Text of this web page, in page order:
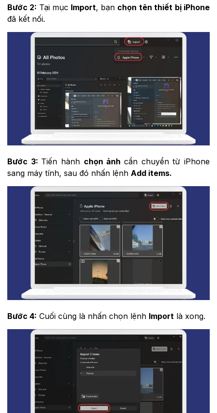
Bước 2: Tại mục Import, bạn chọn tên thiết bị iPhone
đã kết nối.
Bước 3: Tiến hành chọn ảnhcần chuyển từ iPhone
sang máy tính, sau đó nhấn lệnh Add items.
Bước 4: Cuối cùng là nhấn chọn lệnh Import là xong.